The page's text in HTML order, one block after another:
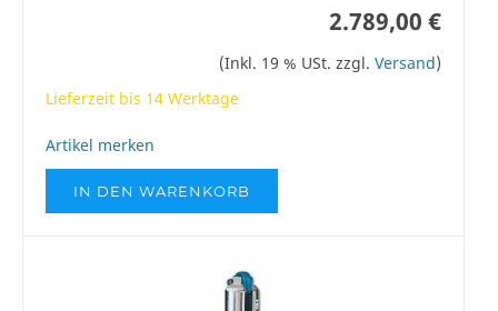
2.789,00 €
(Inkl. 19 % USt. zzgl. Versand)
Lieferzeit bis 14 Werktage
Artikel merken
IN DEN WARENKORB